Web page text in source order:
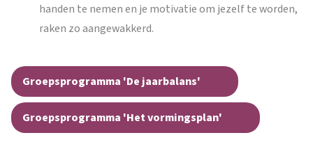
handen te nemen en je motivatie om jezelf te worden,
raken zo aangewakkerd.
Groepsprogramma 'De jaarbalans'
Groepsprogramma 'Het vormingsplan'